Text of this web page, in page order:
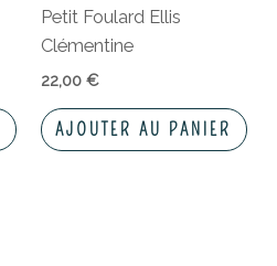
Petit Foulard Ellis
Clémentine
22,00 €
AJOUTER AU PANIER